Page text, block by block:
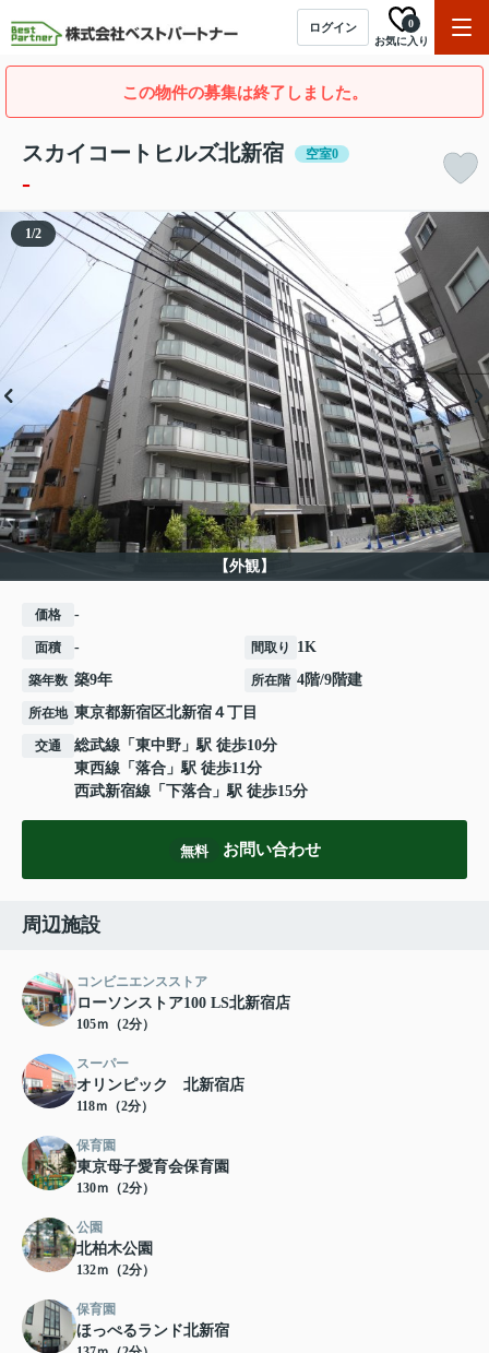
ログイン
お気に入り
0
この物件の募集は終了しました。
スカイコートヒルズ北新宿 空室0
-
【外観】
1/2
価格 -
面積 - 間取り 1K
築年数 築9年 所在階 4階/9階建
所在地 東京都新宿区北新宿 ４丁目
交通 総武線 「 東中野 」駅 徒歩10分
東西線 「 落合 」駅 徒歩11分
西武新宿線 「 下落合 」駅 徒歩15分
無料 お問い合わせ
周辺施設
コンビニエンスストア
ローソンストア100 LS北新宿店
105ｍ（2分）
スーパー
オリンピック 北新宿店
118ｍ（2分）
保育園
東京母子愛育会保育園
130ｍ（2分）
公園
北柏木公園
132ｍ（2分）
保育園
ほっぺるランド北新宿